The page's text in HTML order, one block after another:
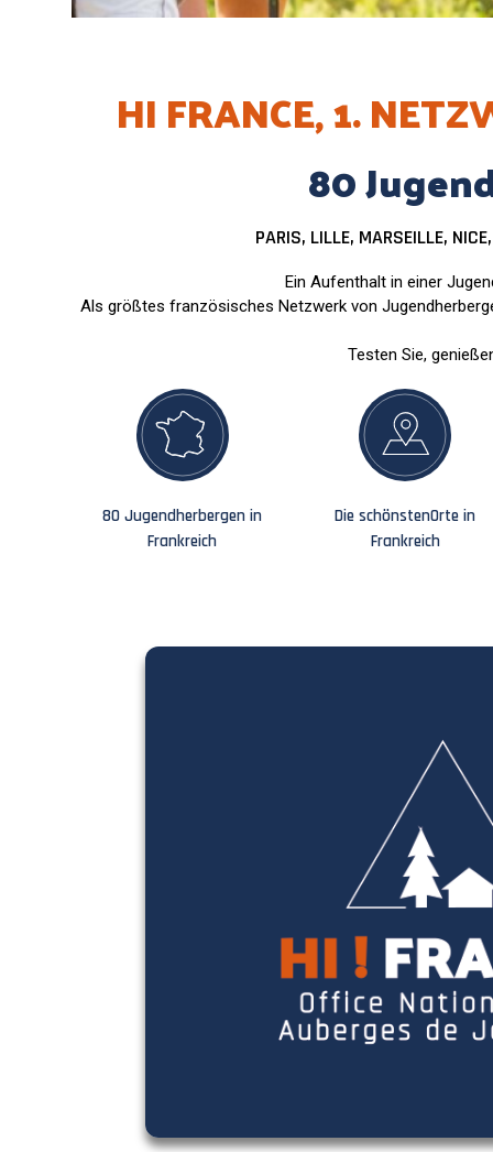
HI FRANCE, 1.
80
PARIS, LILLE, MARSEILLE,
Ein Aufenthalt in einer
Als größtes französisches Netzwerk von
Testen Sie,
80 Jugendherbergen in
Frankreich
Die schönstenOrte in
Frankreich